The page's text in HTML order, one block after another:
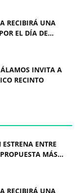
RECIBIRÁ UNA
EL DÍA DE...
INVITA A
RECINTO
ENTRE
MÁS...
RECIBIRÁ UNA